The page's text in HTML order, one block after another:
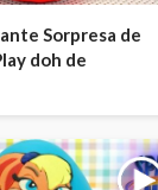
Sorpresa de
doh de